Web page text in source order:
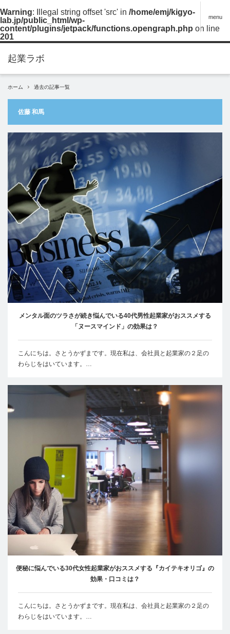
Warning: Illegal string offset 'src' in /home/emj/kigyo-
lab.jp/public_html/wp-
content/plugins/jetpack/functions.opengraph.php on line
201
menu
ホーム 過去の記事一覧
佐藤 和馬
メンタル面のツラさが続き悩んでいる40代男性起業家がおススメする
「ヌースマインド」の効果は？
こんにちは。さとうかずまです。現在私は、会社員と起業家の２足の
わらじをはいています。…
便秘に悩んでいる30代女性起業家がおススメする『カイテキオリゴ』の
効果・口コミは？
こんにちは。さとうかずまです。現在私は、会社員と起業家の２足の
わらじをはいています。…